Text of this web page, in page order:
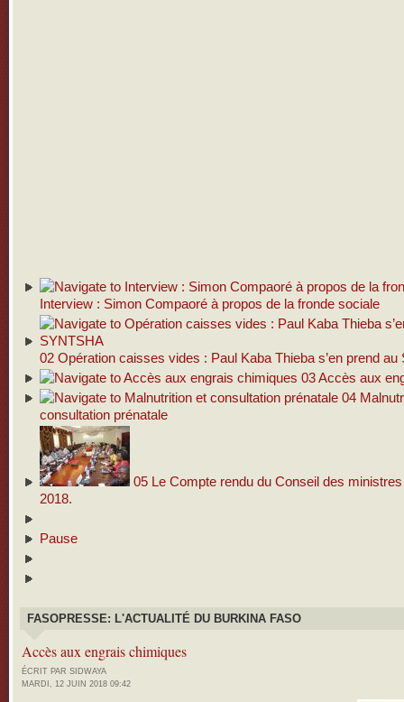
Interview : Simon Compaoré à propos de la fronde sociale
02 Opération caisses vides : Paul Kaba Thieba s’en prend au
03Accès aux
04
consultation prénatale
05 Le Compte rendu du Conseil des
2018.
Pause
FASOPRESSE: L'ACTUALITÉ DU BURKINA FASO
Accès aux engrais chimiques
ÉCRIT PAR SIDWAYA
MARDI, 12 JUIN 2018 09:42